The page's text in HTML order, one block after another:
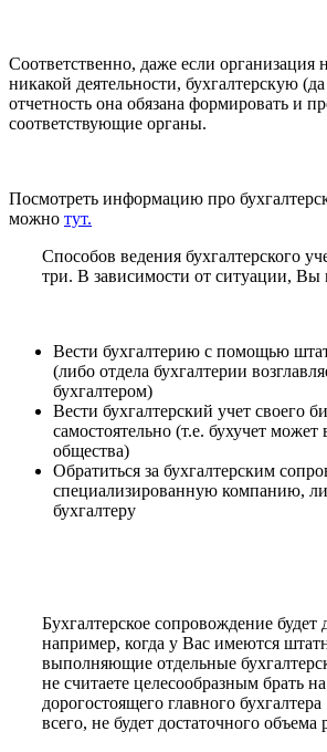
Соответственно, даже если организация
никакой деятельности, бухгалтерскую
отчетность она обязана формировать и
соответствующие органы.
Посмотреть информацию про
можно тут.
Способов ведения бухгалтерского
три. В зависимости от ситуации, Вы
Вести бухгалтерию с помощью
(либо отдела бухгалтерии
бухгалтером)
Вести бухгалтерский учет своего
самостоятельно (т.е. бухучет может
общества)
Обратиться за бухгалтерским
специализированную компанию,
бухгалтеру
Бухгалтерское сопровождение
например, когда у Вас имеются
выполняющие отдельные
не считаете целесообразным брать
дорогостоящего главного
всего, не будет достаточного объема